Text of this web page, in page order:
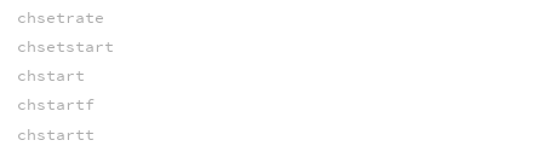
chsetrate
chsetstart
chstart
chstartf
chstartt